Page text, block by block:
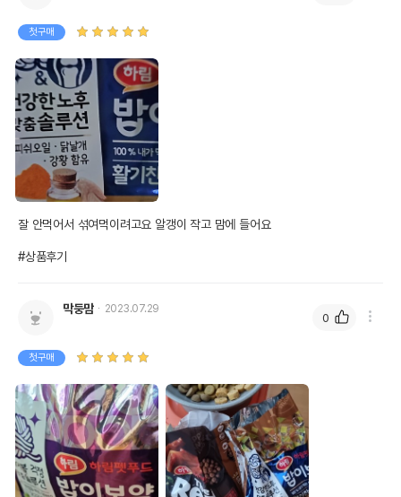
상품 필수 정보
품명 및 모델명
하림펫푸드 밥이보약 독 활기찬 노후 샘플
50g
첫구매
잘 안먹어서 섞여먹이려고요 알갱이 작고 맘에 들어요
#상품후기
막둥맘 2023.07.29
첫구매
0